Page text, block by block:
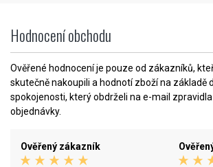
Hodnocení obchodu
Ověřené hodnocení je pouze od zákazníků,
skutečně nakoupili a hodnotí zboží na základě
spokojenosti, který obdrželi na e-mail
objednávky.
Ověřený zákazník